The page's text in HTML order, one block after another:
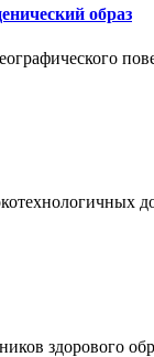
образ
здорового